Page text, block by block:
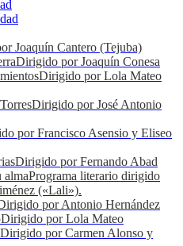
Joaquín Cantero (Tejuba)
Dirigido por Joaquín Conesa
Dirigido por Lola Mateo
Dirigido por José Antonio
por Francisco Asensio y Eliseo
Dirigido por Fernando Abad
almaPrograma literario dirigido
(«Lali»).
por Antonio Hernández
Dirigido por Lola Mateo
Dirigido por Carmen Alonso y